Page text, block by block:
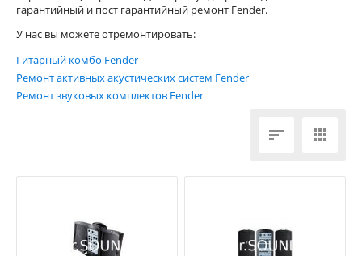
гарантийный и пост гарантийный ремонт Fender.
У нас вы можете отремонтировать:
Гитарный комбо Fender
Ремонт активных акустических систем Fender
Ремонт звуковых комплектов Fender
 